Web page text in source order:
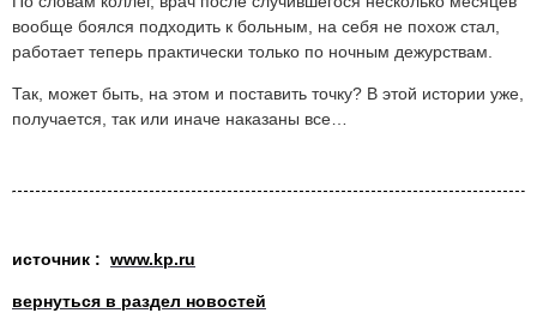
вообще боялся подходить к больным, на себя не похож стал,
работает теперь практически только по ночным дежурствам.
Так, может быть, на этом и поставить точку? В этой истории уже,
получается, так или иначе наказаны все…
источник : www.kp.ru
вернуться в раздел новостей